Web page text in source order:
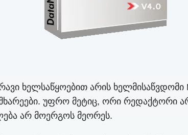
ხელსაწყოებით არის ხელმისაწვდომი
უფრო მეტიც, ორი რედაქტორი
არ მოერგოს მეორეს.